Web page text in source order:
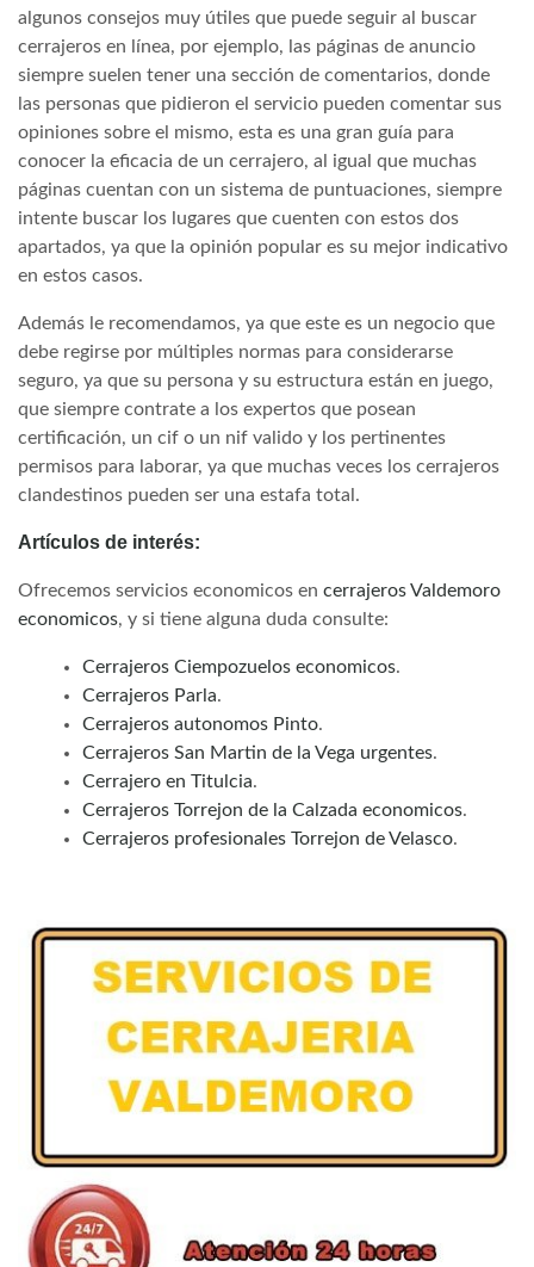
algunos consejos muy útiles que puede seguir al buscar
cerrajeros en línea, por ejemplo, las páginas de anuncio
siempre suelen tener una sección de comentarios, donde
las personas que pidieron el servicio pueden comentar sus
opiniones sobre el mismo, esta es una gran guía para
conocer la eficacia de un cerrajero, al igual que muchas
páginas cuentan con un sistema de puntuaciones, siempre
intente buscar los lugares que cuenten con estos dos
apartados, ya que la opinión popular es su mejor indicativo
en estos casos.
Además le recomendamos, ya que este es un negocio que
debe regirse por múltiples normas para considerarse
seguro, ya que su persona y su estructura están en juego,
que siempre contrate a los expertos que posean
certificación, un cif o un nif valido y los pertinentes
permisos para laborar, ya que muchas veces los cerrajeros
clandestinos pueden ser una estafa total.
Artículos de interés:
Ofrecemos servicios economicos en cerrajeros Valdemoro
economicos, y si tiene alguna duda consulte:
Cerrajeros Ciempozuelos economicos.
Cerrajeros Parla.
Cerrajeros autonomos Pinto.
Cerrajeros San Martin de la Vega urgentes.
Cerrajero en Titulcia.
Cerrajeros Torrejon de la Calzada economicos.
Cerrajeros profesionales Torrejon de Velasco.